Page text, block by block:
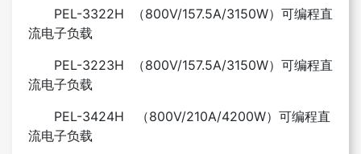
PEL-3322H （800V/157.5A/3150W）可编程直
流电子负载
PEL-3223H （800V/157.5A/3150W）可编程直
流电子负载
PEL-3424H （800V/210A/4200W）可编程直
流电子负载